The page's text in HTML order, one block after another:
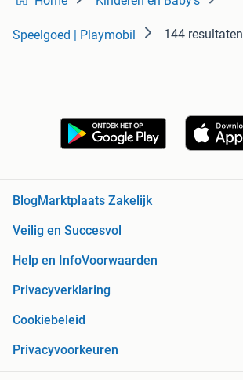
Speelgoed | Playmobil 144 resultaten
BlogMarktplaats Zakelijk
Veilig en Succesvol
Help en InfoVoorwaarden
Privacyverklaring
Cookiebeleid
Privacyvoorkeuren